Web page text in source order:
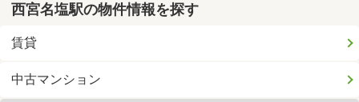
西宮名塩駅の物件情報を探す
賃貸
中古マンション